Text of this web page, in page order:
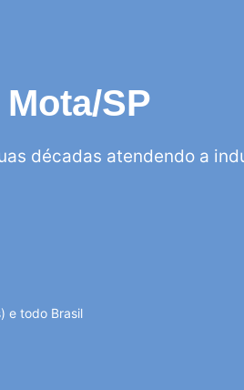
SP
décadas atendendo a
e todo Brasil